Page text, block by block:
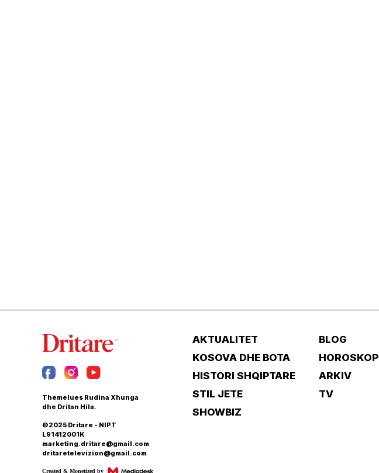
Themelues Rudina Xhunga
dhe Dritan Hila.
©2025 Dritare - NIPT
L91412001K
marketing.dritare@gmail.com
dritaretelevizion@gmail.com
Created & Monetized by
AKTUALITET
KOSOVA DHE BOTA
HISTORI SHQIPTARE
STIL JETE
SHOWBIZ
BLOG
HOROSKOP
ARKIV
TV